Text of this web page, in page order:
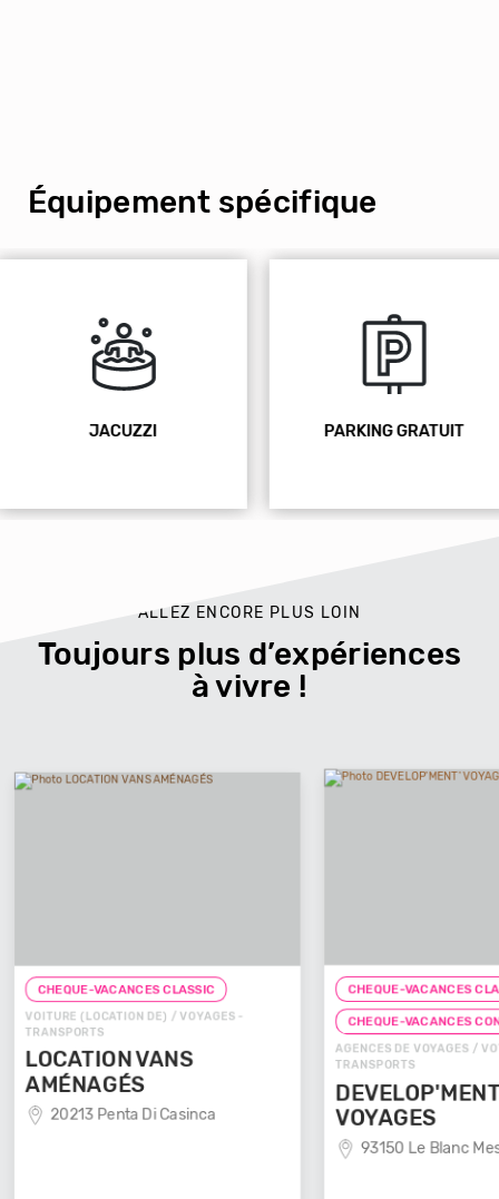
Équipement spécifique
PARKING GRATUIT WIFI
ALLEZ ENCORE PLUS LOIN
Toujours plus d’expériences
à vivre !
CHEQUE-VACANCES CLASSIC
CHEQUE-VACANCES CONNECT
AGENCES DE VOYAGES / VOYAGES -
TRANSPORTS
DEVELOP'MENT'
VOYAGES
AGENCES